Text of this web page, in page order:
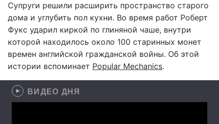
Супруги решили расширить пространство старого
дома и углубить пол кухни. Во время работ Роберт
Фукс ударил киркой по глиняной чаше, внутри
которой находилось около 100 старинных монет
времен английской гражданской войны. Об этой
истории вспоминает Popular Mechanics.
ВИДЕО ДНЯ